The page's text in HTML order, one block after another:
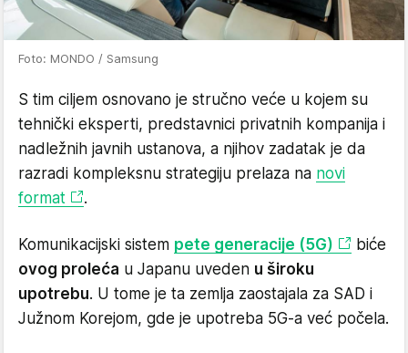
Foto: MONDO / Samsung
S tim ciljem osnovano je stručno veće u kojem su
tehnički eksperti, predstavnici privatnih kompanija i
nadležnih javnih ustanova, a njihov zadatak je da
razradi kompleksnu strategiju prelaza na novi
format
.
Komunikacijski sistem pete generacije (5G)
biće
ovog proleća u Japanu uveden u široku
upotrebu. U tome je ta zemlja zaostajala za SAD i
Južnom Korejom, gde je upotreba 5G-a već počela.